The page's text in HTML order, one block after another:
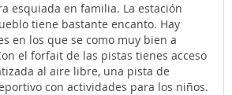
esquiada en familia. La estación
tiene bastante encanto. Hay
en los que se como muy bien a
el forfait de las pistas tienes acceso
al aire libre, una pista de
con actividades para los niños.